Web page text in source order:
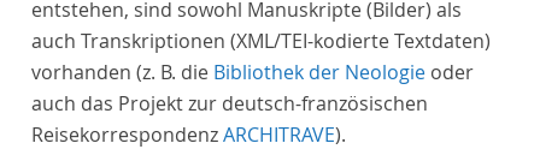
entstehen, sind sowohl Manuskripte (Bilder) als
auch Transkriptionen (XML/TEI-kodierte Textdaten)
vorhanden (z. B. die Bibliothek der Neologie oder
auch das Projekt zur deutsch-französischen
ReisekorrespondenzARCHITRAVE).